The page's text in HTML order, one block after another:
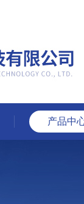
产品中